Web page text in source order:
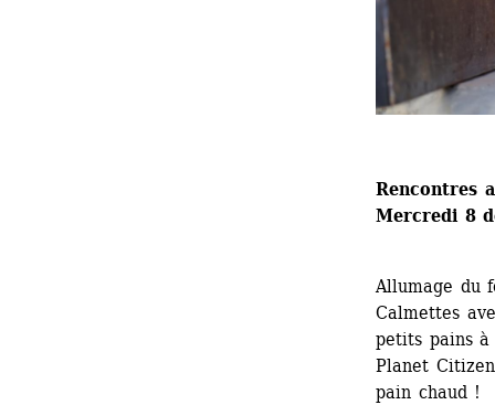
Rencontres
Mercredi 8
Allumage du
Calmettes
petits pains
Planet
pain chaud !